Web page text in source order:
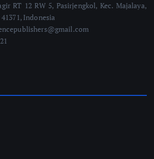
RT 12 RW 5, Pasirjengkol, Kec. Majalaya,
Indonesia